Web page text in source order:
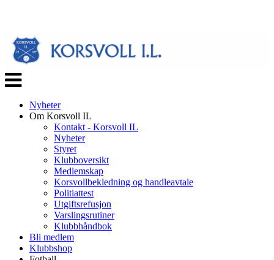
Veksle
navigasjon
Nyheter
Om Korsvoll IL
Kontakt - Korsvoll IL
Nyheter
Styret
Klubboversikt
Medlemskap
Korsvollbekledning og handleavtale
Politiattest
Utgiftsrefusjon
Varslingsrutiner
Klubbhåndbok
Bli medlem
Klubbshop